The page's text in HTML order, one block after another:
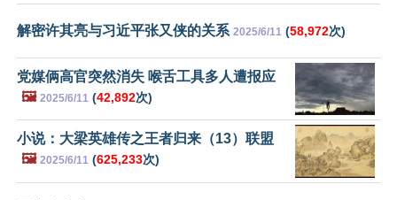
解密许其亮与习近平张又侠的关系 2025/6/11 (58,972次)
党媒俩高官突然消失 喉舌工具多人遭报应
🖼️ 2025/6/11 (42,892次)
小说：大梁英雄传之王者归来（13）联盟
🖼️ 2025/6/11 (625,233次)